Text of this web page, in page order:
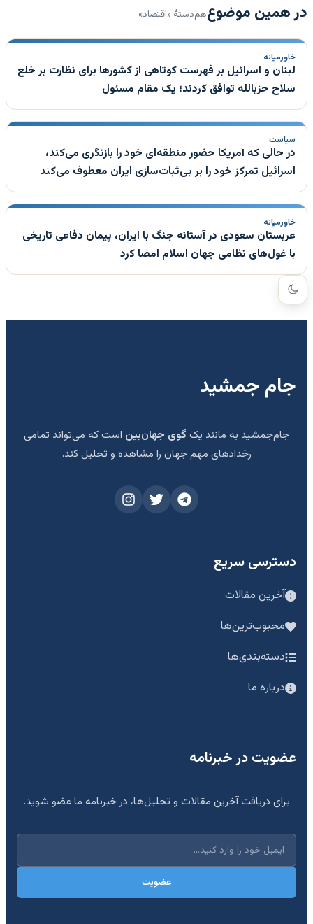
در همین موضوعهم‌دستهٔ «اقتصاد»
خاورمیانه
لبنان و اسرائیل بر فهرست کوتاهی از کشورها برای نظارت بر خلع
سلاح حزبالله توافق کردند؛ یک مقام مسئول
سیاست
در حالی که آمریکا حضور منطقه‌ای خود را بازنگری می‌کند،
اسرائیل تمرکز خود را بر بی‌ثبات‌سازی ایران معطوف می‌کند
خاورمیانه
عربستان سعودی در آستانه جنگ با ایران، پیمان دفاعی تاریخی
با غول‌های نظامی جهان اسلام امضا کرد
جام جمشید
جام‌جمشید به مانند یک گوی جهان‌بین است که می‌تواند تمامی
رخدادهای مهم جهان را مشاهده و تحلیل کند.
دسترسی سریع
آخرین مقالات
محبوب‌ترین‌ها
دسته‌بندی‌ها
درباره ما
عضویت در خبرنامه
برای دریافت آخرین مقالات و تحلیل‌ها، در خبرنامه ما عضو شوید.
عضویت